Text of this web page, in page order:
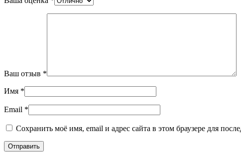
Ваш отзыв *
Имя *
Email *
Сохранить моё имя, email и адрес сайта в этом браузере для